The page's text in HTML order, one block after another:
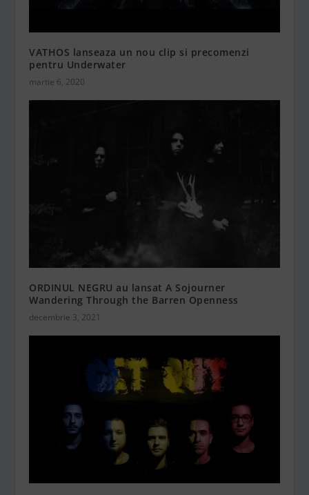
VATHOS lanseaza un nou clip si precomenzi
pentru Underwater
martie 6, 2020
ORDINUL NEGRU au lansat A Sojourner
Wandering Through the Barren Openness
decembrie 3, 2021